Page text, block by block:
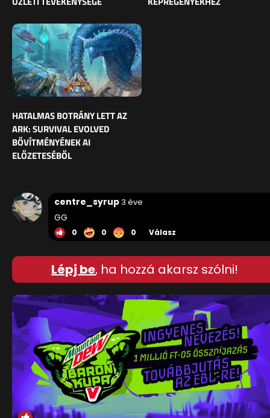
HATALMAS BOTRÁNY LETT AZ
ARK: SURVIVAL EVOLVED
BŐVÍTMÉNYÉNEK AI
ELŐZETESÉBŐL
centre_syrup3 éve
GG
0 0 0 Válasz
Lépj be, ha hozzá akarsz szólni!